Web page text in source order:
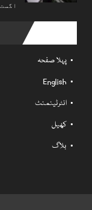
اگست 5, 2026
پہلا صفحہ
English
انٹرٹینمنٹ
کھیل
بلاگ